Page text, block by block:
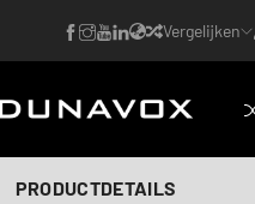
Vergelijken
PRODUCTDETAILS